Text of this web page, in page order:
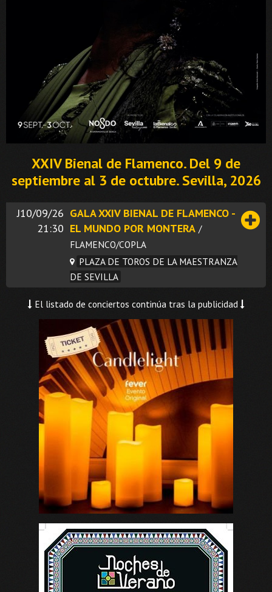
XXIV Bienal de Flamenco. Del 9 de
septiembre al 3 de octubre. Sevilla, 2026
J10/09/26
21:30
GALA XXIV BIENAL DE FLAMENCO -
EL MUNDO POR MONTERA /
FLAMENCO/COPLA
PLAZA DE TOROS DE LA MAESTRANZA
DE SEVILLA
El listado de conciertos continúa tras la publicidad